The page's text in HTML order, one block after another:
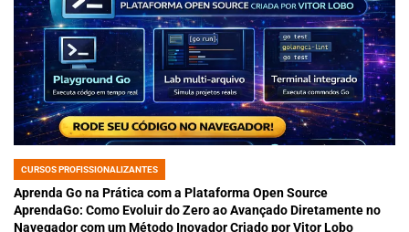
POSTED
IN
CURSOS PROFISSIONALIZANTES
Aprenda Go na Prática com a Plataforma Open Source
AprendaGo: Como Evoluir do Zero ao Avançado Diretamente no
Navegador com um Método Inovador Criado por Vitor Lobo